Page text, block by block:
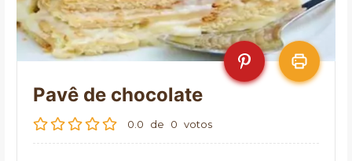
Pavê de chocolate
0.0 de 0 votos